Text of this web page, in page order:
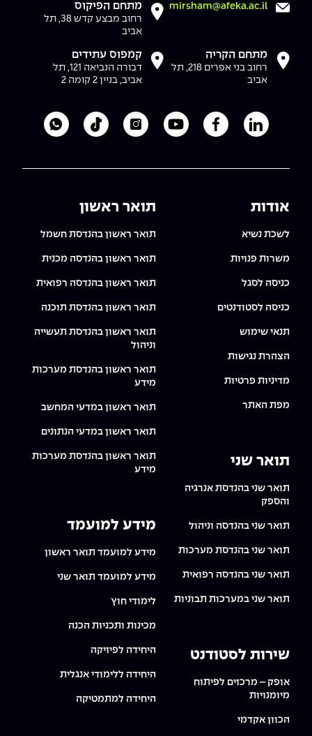
mirsham@afeka.ac.il מתחם הפיקוס
רחוב מבצע קדש 38, תל
אביב
מתחם הקריה
רחוב בני אפרים 218, תל
אביב
קמפוס עתידים
דבורה הנביאה 121, תל
אביב, בניין 2 קומה 2
לעמוד הלינקדאין של מכללת אפקה
לעמוד הפייסבוק של מכללת אפקה
לעמוד היוטיוב של מכללת אפקה
לעמוד האינסטגרם של
לעמוד הטיקטוק
אודות
לשכת נשיא
משרות פנויות
כניסה לסגל
כניסה לסטודנטים
תנאי שימוש
הצהרת נגישות
מדיניות פרטיות
מפת האתר
תואר שני
תואר שני בהנדסת אנרגיה
והספק
תואר שני בהנדסה וניהול
תואר שני בהנדסת מערכות
תואר שני בהנדסה רפואית
תואר שני במערכות תבוניות
שירות לסטודנט
אופק – מרכזים לפיתוח
מיומנויות
הכוון אקדמי
תואר ראשון
תואר ראשון בהנדסת חשמל
תואר ראשון בהנדסה מכנית
תואר ראשון בהנדסה רפואית
תואר ראשון בהנדסת תוכנה
תואר ראשון בהנדסת תעשייה
וניהול
תואר ראשון בהנדסת מערכות
מידע
תואר ראשון במדעי המחשב
תואר ראשון במדעי הנתונים
תואר ראשון בהנדסת מערכות
מידע
מידע למועמד
מידע למועמד תואר ראשון
מידע למועמד תואר שני
לימודי חוץ
מכינות ותכניות הכנה
היחידה לפיזיקה
היחידה ללימודי אנגלית
היחידה למתמטיקה